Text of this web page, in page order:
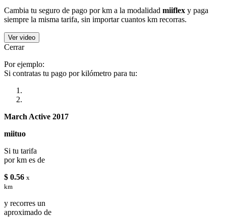
Cambia tu seguro de pago por km a la modalidad miiflex y paga
siempre la misma tarifa, sin importar cuantos km recorras.
Ver video
Cerrar
Por ejemplo:
Si contratas tu pago por kilómetro para tu:
March Active 2017
miituo
Si tu tarifa
por km es de
$ 0.56 x
km
y recorres un
aproximado de